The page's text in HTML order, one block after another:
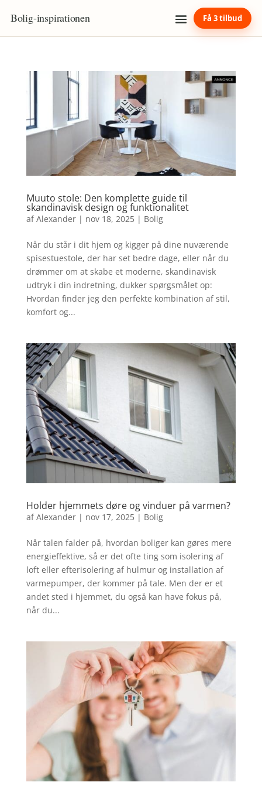
Bolig-inspirationen Få 3 tilbud
Muuto stole: Den komplette guide til
skandinavisk design og funktionalitet
afAlexander| nov 18, 2025| Bolig
Når du står i dit hjem og kigger på dine nuværende
spisestuestole, der har set bedre dage, eller når du
drømmer om at skabe et moderne, skandinavisk
udtryk i din indretning, dukker spørgsmålet op:
Hvordan finder jeg den perfekte kombination af stil,
komfort og...
Holder hjemmets døre og vinduer på varmen?
afAlexander| nov 17, 2025| Bolig
Når talen falder på, hvordan boliger kan gøres mere
energieffektive, så er det ofte ting som isolering af
loft eller efterisolering af hulmur og installation af
varmepumper, der kommer på tale. Men der er et
andet sted i hjemmet, du også kan have fokus på,
når du...